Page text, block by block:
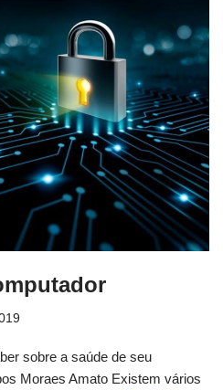
sobre a saúde de seu
Moraes Amato Existem vários